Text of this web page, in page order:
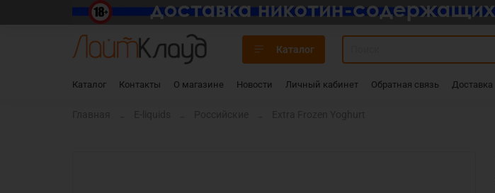
Каталог
Каталог Контакты О магазине Новости Личный кабинет Обратная связь Доставка